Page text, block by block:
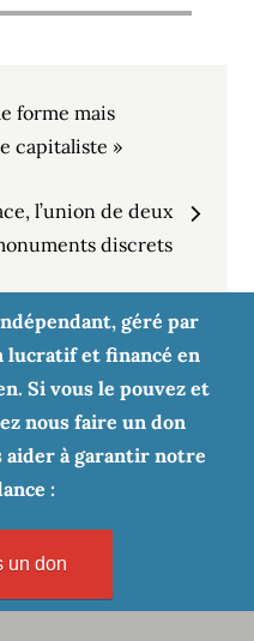
forme mais
capitaliste »
l’union de deux
discrets
géré par
lucratif et financé en
Si vous le pouvez et
nous faire un don
aider à garantir notre
:
un don